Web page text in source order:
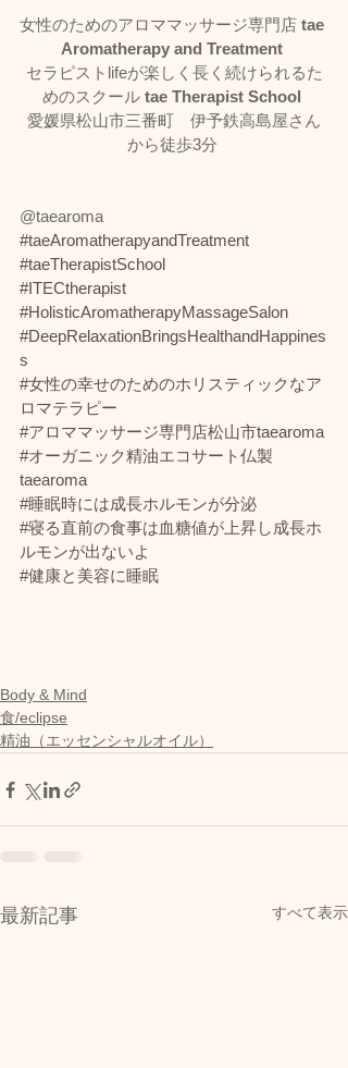
女性のためのアロママッサージ専門店 tae
Aromatherapy and Treatment
セラピストlifeが楽しく長く続けられるた
めのスクール tae Therapist School
愛媛県松山市三番町　伊予鉄高島屋さん
から徒歩3分
@taearoma
#taeAromatherapyandTreatment
#taeTherapistSchool
#ITECtherapist
#HolisticAromatherapyMassageSalon
#DeepRelaxationBringsHealthandHappines
s
#女性の幸せのためのホリスティックなア
ロマテラピー
#アロママッサージ専門店松山市taearoma
#オーガニック精油エコサート仏製
taearoma
#睡眠時には成長ホルモンが分泌
#寝る直前の食事は血糖値が上昇し成長ホ
ルモンが出ないよ
#健康と美容に睡眠
Body & Mind
食/eclipse
精油（エッセンシャルオイル）
最新記事 すべて表示